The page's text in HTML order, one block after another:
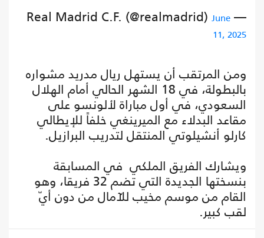
— Real Madrid C.F. (@realmadrid)
June
11, 2025
ومن المرتقب أن يستهل ريال مدريد مشواره
بالبطولة، في 18 الشهر الحالي أمام الهلال
السعودي، في أول مباراة لألونسو على
مقاعد البدلاء مع الميرينغي خلفاً للإيطالي
كارلو أنشيلوتي المنتقل لتدريب البرازيل.
ويشارك الفريق الملكي في المسابقة
بنسختها الجديدة التي تضم 32 فريقا، وهو
القام من موسم مخيب للآمال من دون أيّ
لقب كبير.